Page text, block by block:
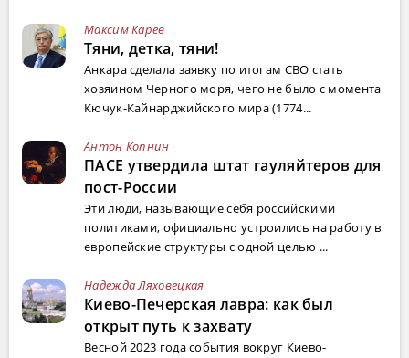
Максим Карев
Тяни, детка, тяни!
Анкара сделала заявку по итогам СВО стать
хозяином Черного моря, чего не было с момента
Кючук-Кайнарджийского мира (1774...
Антон Копнин
ПАСЕ утвердила штат гауляйтеров для
пост-России
Эти люди, называющие себя российскими
политиками, официально устроились на работу в
европейские структуры с одной целью ...
Надежда Ляховецкая
Киево-Печерская лавра: как был
открыт путь к захвату
Весной 2023 года события вокруг Киево-